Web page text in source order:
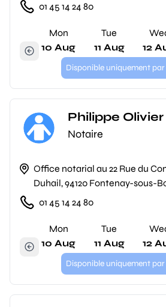
01 45 14 24 80
Mon
10 Aug
Tue
11 Aug
12
Disponible uniquement
Philippe Olivier
Notaire
Office notarial au 22 Rue du
Duhail, 94120 Fontenay-sous-
01 45 14 24 80
Mon
10 Aug
Tue
11 Aug
12
Disponible uniquement